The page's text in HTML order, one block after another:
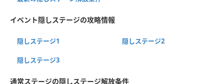
イベント隠しステージの攻略情報
隠しステージ1 隠しステージ2
隠しステージ3
通常ステージの隠しステージ解放条件